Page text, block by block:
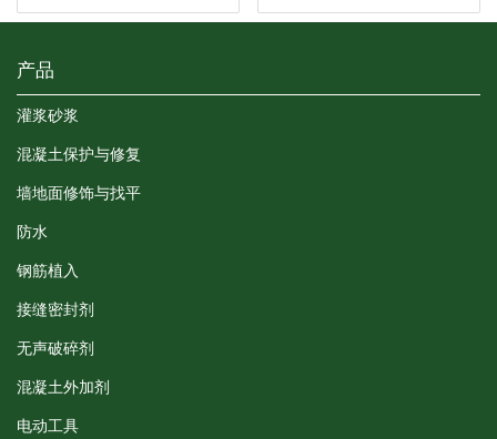
产品
灌浆砂浆
混凝土保护与修复
墙地面修饰与找平
防水
钢筋植入
接缝密封剂
无声破碎剂
混凝土外加剂
电动工具